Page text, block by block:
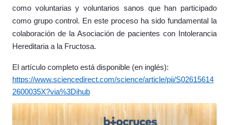
como voluntarias y voluntarios sanos que han participado
como grupo control. En este proceso ha sido fundamental la
colaboración de la Asociación de pacientes con Intolerancia
Hereditaria a la Fructosa.
El artículo completo está disponible (en inglés):
https://www.sciencedirect.com/science/article/pii/S02615614
2600035X?via%3Dihub